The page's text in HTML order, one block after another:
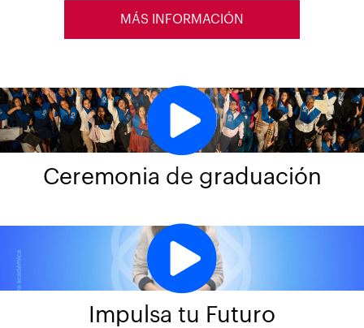
MÁS INFORMACIÓN
Ceremonia de graduación
Impulsa tu Futuro